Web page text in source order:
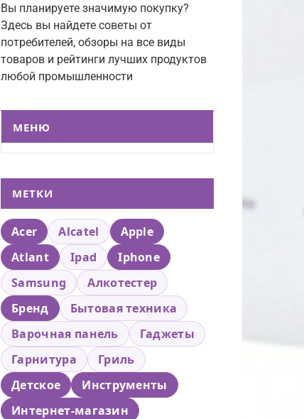
Вы планируете значимую покупку?
Здесь вы найдете советы от
потребителей, обзоры на все виды
товаров и рейтинги лучших продуктов
любой промышленности
МЕНЮ
МЕТКИ
Acer Alcatel
Apple
Atlant
Ipad
Iphone
Samsung
Алкотестер
Бренд
Бытовая техника
Варочная панель
Гаджеты
Гарнитура
Гриль
Детское
Инструменты
Интернет-магазин